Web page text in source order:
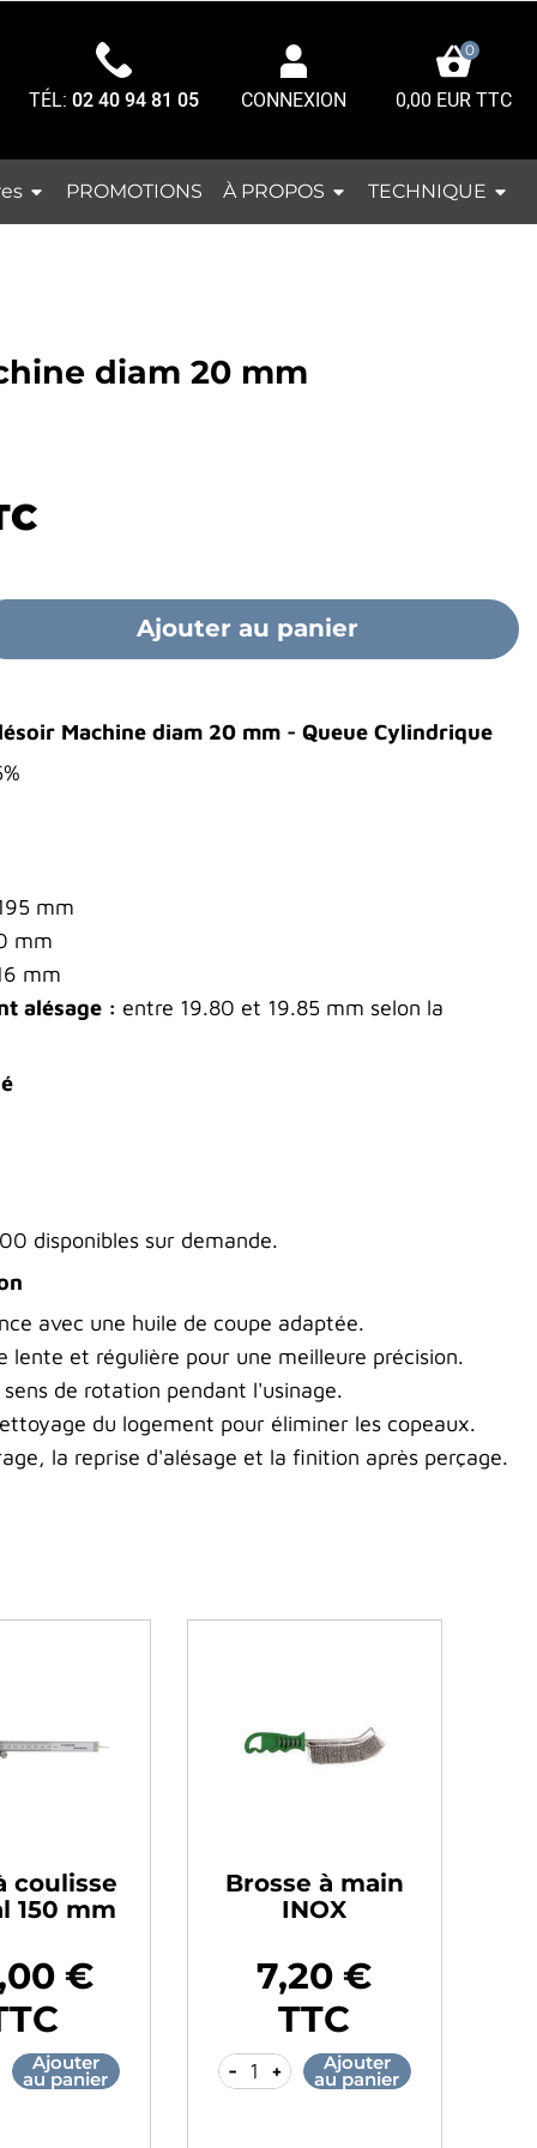
TÉL:02 40 94 81 05 CONNEXION
0
0,00 EUR TTC
PROMOTIONS À PROPOS TECHNIQUE
diam 20 mm
Ajouter au panier
Machine diam 20 mm - Queue Cylindrique
mm
mm
mm
alésage : entre 19.80 et 19.85 mm selon la
disponibles sur demande.
avec une huile de coupe adaptée.
lente et régulière pour une meilleure précision.
de rotation pendant l'usinage.
du logement pour éliminer les copeaux.
la reprise d'alésage et la finition après perçage.
coulisse
150 mm
€
Ajouter
au panier
Brosse à main
INOX
7,20 €
TTC
- + Ajouter
au panier